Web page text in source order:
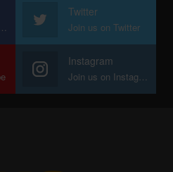
Join us on Facebook
Twitter
Join us on Twitter
Instagram
Join us on Instagram